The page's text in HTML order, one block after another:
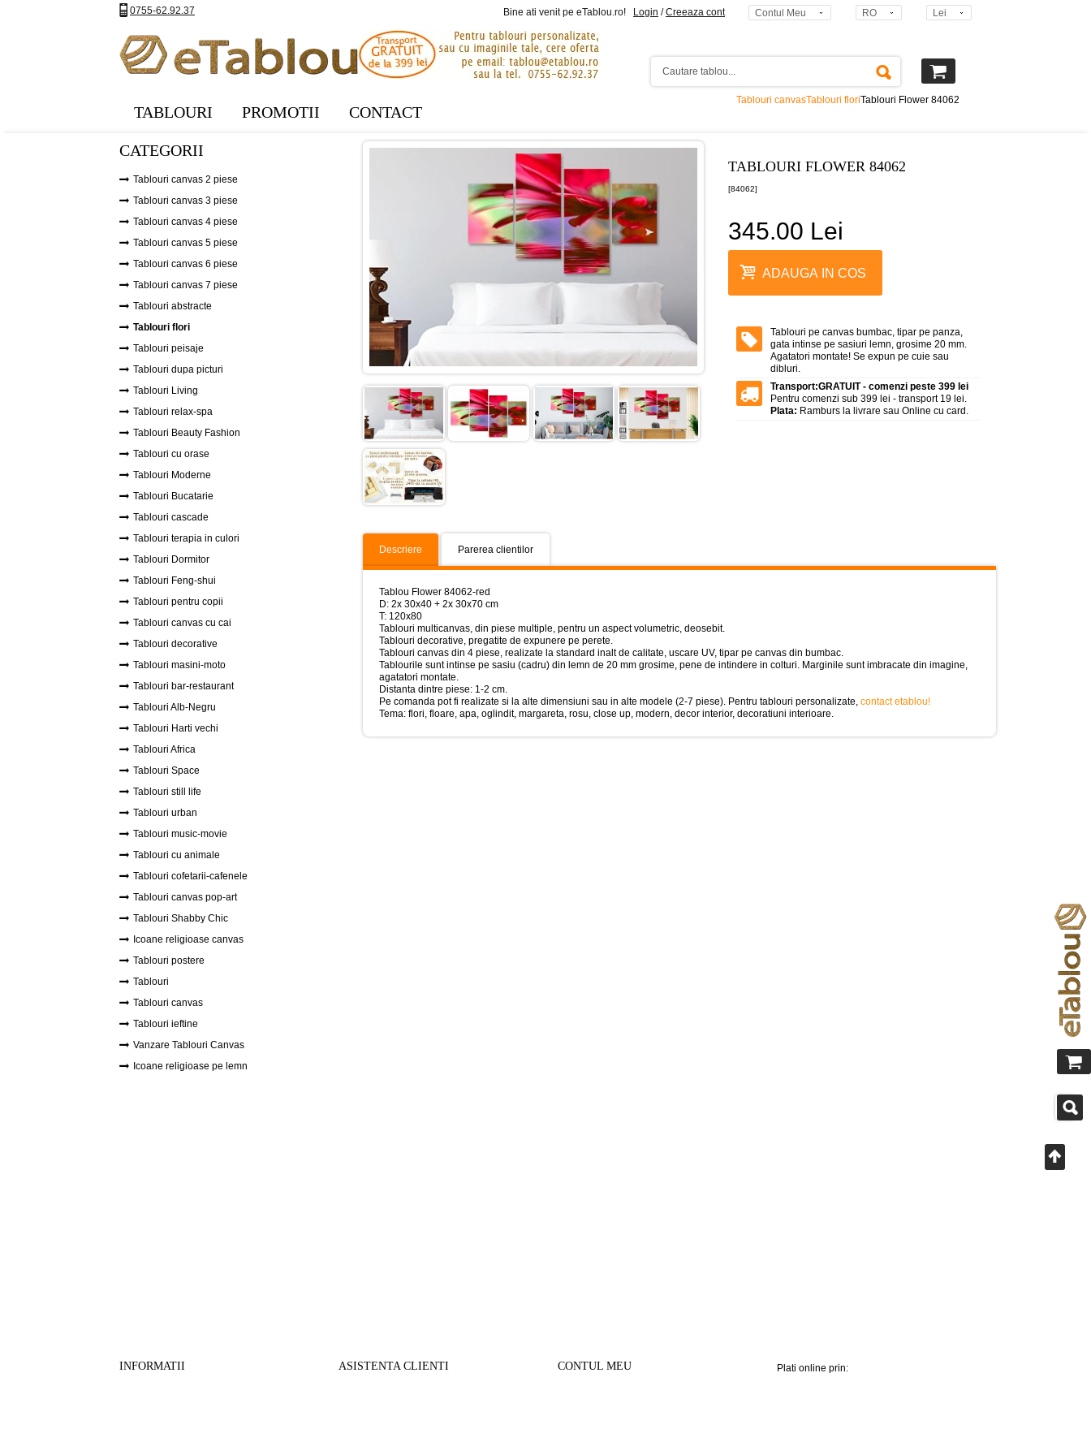
0755-62.92.37 Bine ati venit pe eTablou.ro! Login /Creeaza cont Contul Meu RO Lei
TABLOURI PROMOTII CONTACT
Tablouri canvasTablouri floriTablouri Flower 84062
TABLOURI FLOWER 84062
[84062]
345.00 Lei
ADAUGA IN COS
Tablouri pe canvas bumbac, tipar pe panza,
gata intinse pe sasiuri lemn, grosime 20 mm.
Agatatori montate! Se expun pe cuie sau
dibluri.
Transport:GRATUIT - comenzi peste 399 lei
Pentru comenzi sub 399 lei - transport 19 lei.
Plata: Ramburs la livrare sau Online cu card.
Descriere Parerea clientilor
Tablou Flower 84062-red
D: 2x 30x40 + 2x 30x70 cm
T: 120x80
Tablouri multicanvas, din piese multiple, pentru un aspect volumetric, deosebit.
Tablouri decorative, pregatite de expunere pe perete.
Tablouri canvas din 4 piese, realizate la standard inalt de calitate, uscare UV, tipar pe canvas din bumbac.
Tablourile sunt intinse pe sasiu (cadru) din lemn de 20 mm grosime, pene de intindere in colturi. Marginile sunt imbracate din imagine,
agatatori montate.
Distanta dintre piese: 1-2 cm.
Pe comanda pot fi realizate si la alte dimensiuni sau in alte modele (2-7 piese). Pentru tablouri personalizate, contact etablou!
Tema: flori, floare, apa, oglindit, margareta, rosu, close up, modern, decor interior, decoratiuni interioare.
CATEGORII
Tablouri canvas 2 piese
Tablouri canvas 3 piese
Tablouri canvas 4 piese
Tablouri canvas 5 piese
Tablouri canvas 6 piese
Tablouri canvas 7 piese
Tablouri abstracte
Tablouri flori
Tablouri peisaje
Tablouri dupa picturi
Tablouri Living
Tablouri relax-spa
Tablouri Beauty Fashion
Tablouri cu orase
Tablouri Moderne
Tablouri Bucatarie
Tablouri cascade
Tablouri terapia in culori
Tablouri Dormitor
Tablouri Feng-shui
Tablouri pentru copii
Tablouri canvas cu cai
Tablouri decorative
Tablouri masini-moto
Tablouri bar-restaurant
Tablouri Alb-Negru
Tablouri Harti vechi
Tablouri Africa
Tablouri Space
Tablouri still life
Tablouri urban
Tablouri music-movie
Tablouri cu animale
Tablouri cofetarii-cafenele
Tablouri canvas pop-art
Tablouri Shabby Chic
Icoane religioase canvas
Tablouri postere
Tablouri
Tablouri canvas
Tablouri ieftine
Vanzare Tablouri Canvas
Icoane religioase pe lemn
INFORMATII ASISTENTA CLIENTI CONTUL MEU Plati online prin: